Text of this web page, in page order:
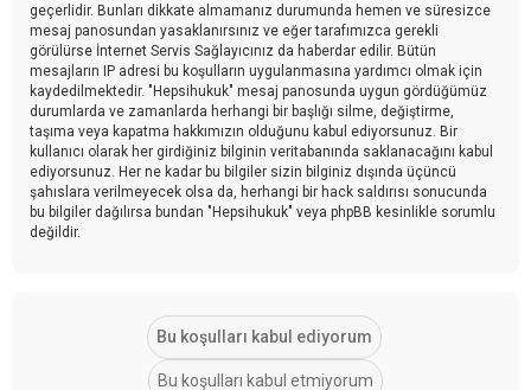
geçerlidir. Bunları dikkate almamanız durumunda hemen ve süresizce
mesaj panosundan yasaklanırsınız ve eğer tarafımızca gerekli
görülürse İnternet Servis Sağlayıcınız da haberdar edilir. Bütün
mesajların IP adresi bu koşulların uygulanmasına yardımcı olmak için
kaydedilmektedir. "Hepsihukuk" mesaj panosunda uygun gördüğümüz
durumlarda ve zamanlarda herhangi bir başlığı silme, değiştirme,
taşıma veya kapatma hakkımızın olduğunu kabul ediyorsunuz. Bir
kullanıcı olarak her girdiğiniz bilginin veritabanında saklanacağını kabul
ediyorsunuz. Her ne kadar bu bilgiler sizin bilginiz dışında üçüncü
şahıslara verilmeyecek olsa da, herhangi bir hack saldırısı sonucunda
bu bilgiler dağılırsa bundan "Hepsihukuk" veya phpBB kesinlikle sorumlu
değildir.